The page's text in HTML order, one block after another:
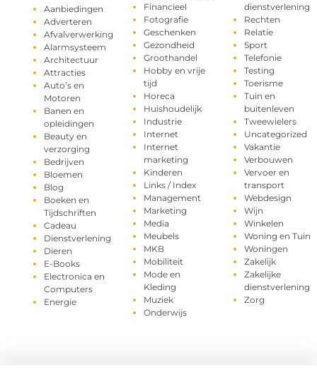
Aanbiedingen
Adverteren
Afvalverwerking
Alarmsysteem
Architectuur
Attracties
Auto’s en
Motoren
Banen en
opleidingen
Beauty en
verzorging
Bedrijven
Bloemen
Blog
Boeken en
Tijdschriften
Cadeau
Dienstverlening
Dieren
E-Books
Electronica en
Computers
Energie
Financieel
Fotografie
Geschenken
Gezondheid
Groothandel
Hobby en vrije
tijd
Horeca
Huishoudelijk
Industrie
Internet
Internet
marketing
Kinderen
Links / Index
Management
Marketing
Media
Meubels
MKB
Mobiliteit
Mode en
Kleding
Muziek
Onderwijs
dienstverlening
Rechten
Relatie
Sport
Telefonie
Testing
Toerisme
Tuin en
buitenleven
Tweewielers
Uncategorized
Vakantie
Verbouwen
Vervoer en
transport
Webdesign
Wijn
Winkelen
Woning en Tuin
Woningen
Zakelijk
Zakelijke
dienstverlening
Zorg